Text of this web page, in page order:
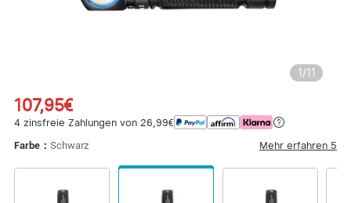
1/11
107,95€
4 zinsfreie Zahlungen von 26,99€
Farbe： Schwarz Mehr erfahren 5